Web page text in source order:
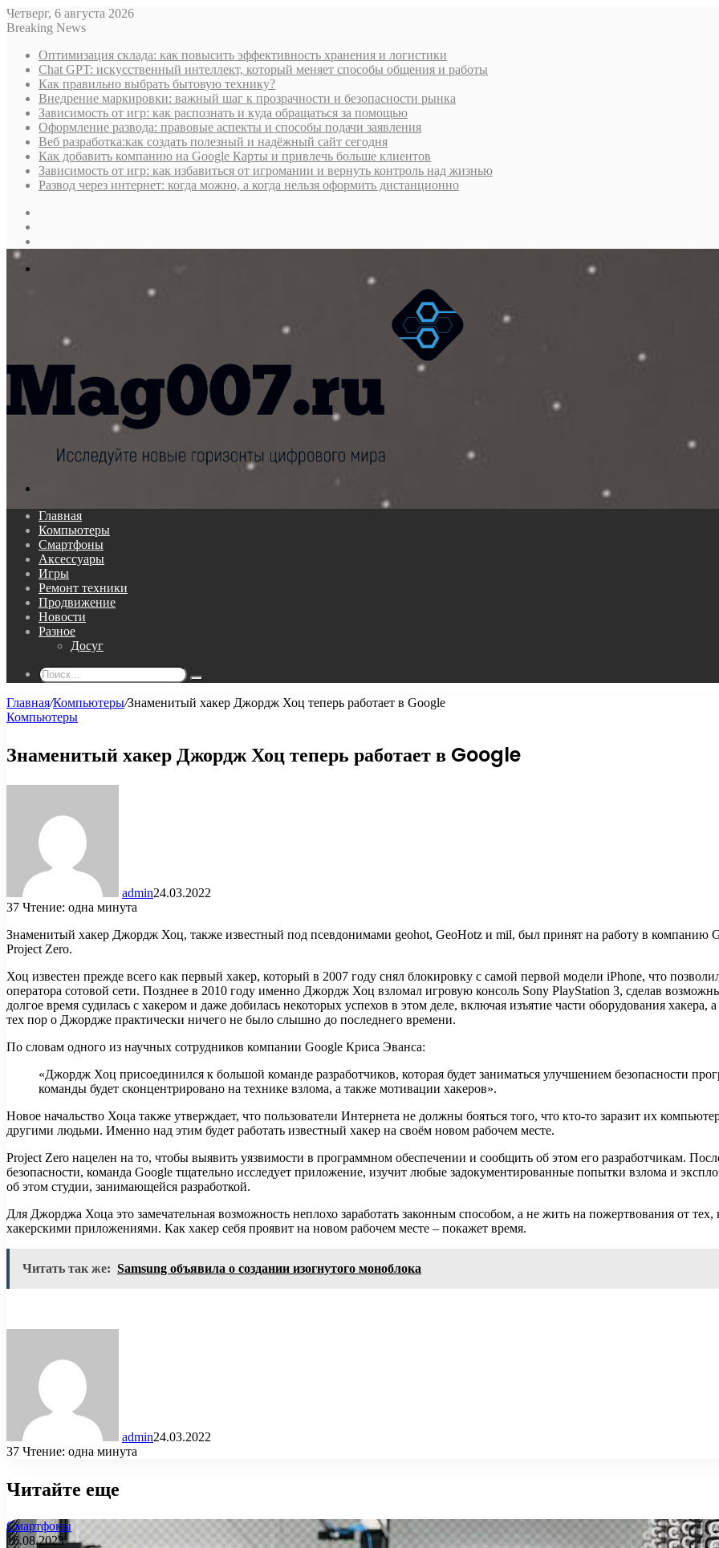
Четверг, 6 августа 2026
Breaking News
Оптимизация склада: как повысить эффективность хранения и логистики
Chat GPT: искусственный интеллект, который меняет способы общения и работы
Как правильно выбрать бытовую технику?
Внедрение маркировки: важный шаг к прозрачности и безопасности рынка
Зависимость от игр: как распознать и куда обращаться за помощью
Оформление развода: правовые аспекты и способы подачи заявления
Веб разработка:как создать полезный и надёжный сайт сегодня
Как добавить компанию на Google Карты и привлечь больше клиентов
Зависимость от игр: как избавиться от игромании и вернуть контроль над жизнью
Развод через интернет: когда можно, а когда нельзя оформить дистанционно
Главная
Компьютеры
Смартфоны
Аксессуары
Игры
Ремонт техники
Продвижение
Новости
Разное
Досуг
Поиск...
Главная/Компьютеры/Знаменитый хакер Джордж Хоц теперь работает в Google
Компьютеры
Знаменитый хакер Джордж Хоц теперь работает в Google
admin24.03.2022
37 Чтение: одна минута
Знаменитый хакер Джордж Хоц, также известный под псевдонимами geohot, GeoHotz и mil, был принят на работу в компанию
Project Zero.
Хоц известен прежде всего как первый хакер, который в 2007 году снял блокировку с самой первой модели iPhone, что
оператора сотовой сети. Позднее в 2010 году именно Джордж Хоц взломал игровую консоль Sony PlayStation 3, сделав
долгое время судилась с хакером и даже добилась некоторых успехов в этом деле, включая изъятие части оборудования
тех пор о Джордже практически ничего не было слышно до последнего времени.
По словам одного из научных сотрудников компании Google Криса Эванса:
«Джордж Хоц присоединился к большой команде разработчиков, которая будет заниматься улучшением безопасности
команды будет сконцентрировано на технике взлома, а также мотивации хакеров».
Новое начальство Хоца также утверждает, что пользователи Интернета не должны бояться того, что кто-то заразит их
другими людьми. Именно над этим будет работать известный хакер на своём новом рабочем месте.
Project Zero нацелен на то, чтобы выявить уязвимости в программном обеспечении и сообщить об этом его разработчикам.
безопасности, команда Google тщательно исследует приложение, изучит любые задокументированные попытки взлома и
об этом студии, занимающейся разработкой.
Для Джорджа Хоца это замечательная возможность неплохо заработать законным способом, а не жить на пожертвования от
хакерскими приложениями. Как хакер себя проявит на новом рабочем месте – покажет время.
Читать так же: Samsung объявила о создании изогнутого моноблока
admin24.03.2022
37 Чтение: одна минута
Читайте еще
Смартфоны
16.08.2023